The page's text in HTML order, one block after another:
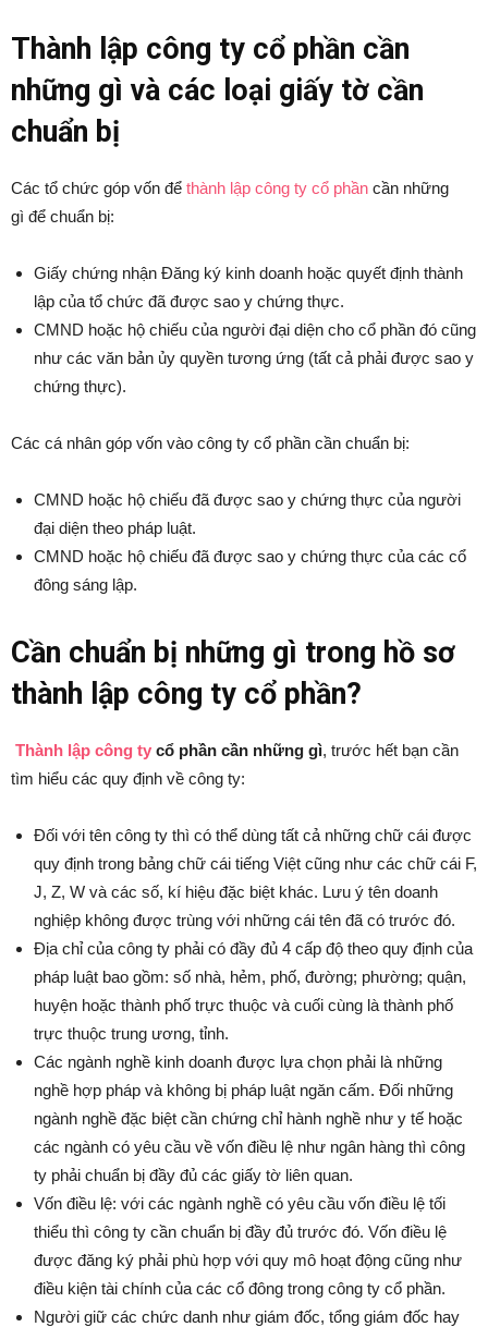
Thành lập công ty cổ phần cần
những gì và các loại giấy tờ cần
chuẩn bị
Các tổ chức góp vốn để thành lập công ty cổ phần cần những
gì để chuẩn bị:
Giấy chứng nhận Đăng ký kinh doanh hoặc quyết định thành
lập của tổ chức đã được sao y chứng thực.
CMND hoặc hộ chiếu của người đại diện cho cổ phần đó cũng
như các văn bản ủy quyền tương ứng (tất cả phải được sao y
chứng thực).
Các cá nhân góp vốn vào công ty cổ phần cần chuẩn bị:
CMND hoặc hộ chiếu đã được sao y chứng thực của người
đại diện theo pháp luật.
CMND hoặc hộ chiếu đã được sao y chứng thực của các cổ
đông sáng lập.
Cần chuẩn bị những gì trong hồ sơ
thành lập công ty cổ phần?
Thành lập công ty cổ phần cần những gì, trước hết bạn cần
tìm hiểu các quy định về công ty:
Đối với tên công ty thì có thể dùng tất cả những chữ cái được
quy định trong bảng chữ cái tiếng Việt cũng như các chữ cái F,
J, Z, W và các số, kí hiệu đặc biệt khác. Lưu ý tên doanh
nghiệp không được trùng với những cái tên đã có trước đó.
Địa chỉ của công ty phải có đầy đủ 4 cấp độ theo quy định của
pháp luật bao gồm: số nhà, hẻm, phố, đường; phường; quận,
huyện hoặc thành phố trực thuộc và cuối cùng là thành phố
trực thuộc trung ương, tỉnh.
Các ngành nghề kinh doanh được lựa chọn phải là những
nghề hợp pháp và không bị pháp luật ngăn cấm. Đối những
ngành nghề đặc biệt cần chứng chỉ hành nghề như y tế hoặc
các ngành có yêu cầu về vốn điều lệ như ngân hàng thì công
ty phải chuẩn bị đầy đủ các giấy tờ liên quan.
Vốn điều lệ: với các ngành nghề có yêu cầu vốn điều lệ tối
thiểu thì công ty cần chuẩn bị đầy đủ trước đó. Vốn điều lệ
được đăng ký phải phù hợp với quy mô hoạt động cũng như
điều kiện tài chính của các cổ đông trong công ty cổ phần.
Người giữ các chức danh như giám đốc, tổng giám đốc hay